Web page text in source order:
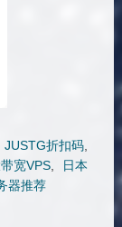
JUSTG折扣码,
宽VPS,
日本
器推荐